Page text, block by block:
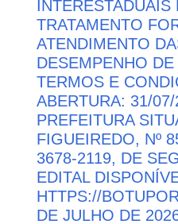
TRATAMENTO
ATENDIMENTO
DESEMPENHO
TERMOS E
ABERTURA: 31/
PREFEITURA
FIGUEIREDO, Nº
3678-2119, DE
EDITAL
HTTPS://
DE JULHO DE